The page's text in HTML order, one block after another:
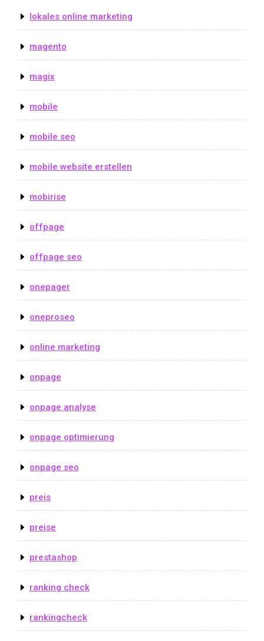
lokales online marketing
magento
magix
mobile
mobile seo
mobile website erstellen
mobirise
offpage
offpage seo
onepager
oneproseo
online marketing
onpage
onpage analyse
onpage optimierung
onpage seo
preis
preise
prestashop
ranking check
rankingcheck